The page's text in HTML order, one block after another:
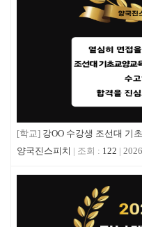
[학교] 강OO 수강생 조선대 기
양국진스피치
122